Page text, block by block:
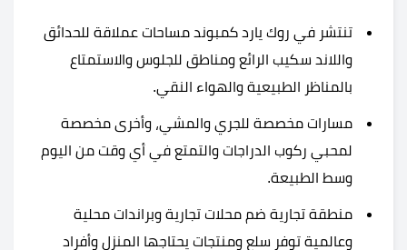
تنتشر في روك يارد كمبوند مساحات عملاقة للحدائق
واللاند سكيب الرائع ومناطق للجلوس والاستمتاع
بالمناظر الطبيعية والهواء النقي.
مسارات مخصصة للجري والمشي، وأخرى مخصصة
لمحبي ركوب الدراجات والتمتع في أي وقت من اليوم
وسط الطبيعة.
منطقة تجارية ضم محلات تجارية وبراندات محلية
وعالمية توفر سلع ومنتجات يحتاجها المنزل وأفراد